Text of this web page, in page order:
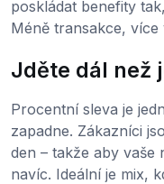
poskládat benefity
Méně transakce, více
Jděte dál než
Procentní sleva je
zapadne. Zákazníci
den – takže aby vaše
navíc. Ideální je mix,